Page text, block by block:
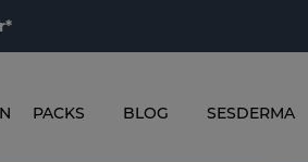
PACKS BLOG SESDERMA